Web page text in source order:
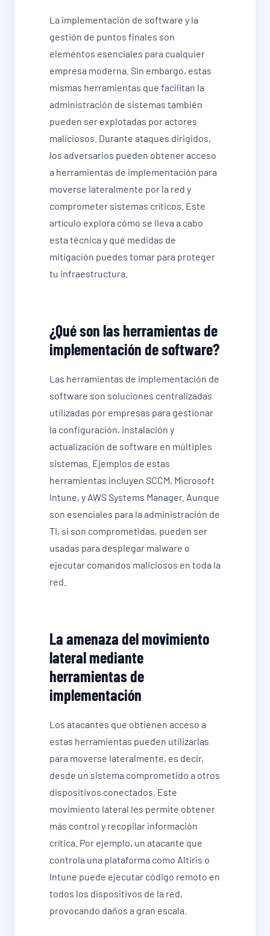
La implementación de software y la
gestión de puntos finales son
elementos esenciales para cualquier
empresa moderna. Sin embargo, estas
mismas herramientas que facilitan la
administración de sistemas también
pueden ser explotadas por actores
maliciosos. Durante ataques dirigidos,
los adversarios pueden obtener acceso
a herramientas de implementación para
moverse lateralmente por la red y
comprometer sistemas críticos. Este
artículo explora cómo se lleva a cabo
esta técnica y qué medidas de
mitigación puedes tomar para proteger
tu infraestructura.
¿Qué son las herramientas de
implementación de software?
Las herramientas de implementación de
software son soluciones centralizadas
utilizadas por empresas para gestionar
la configuración, instalación y
actualización de software en múltiples
sistemas. Ejemplos de estas
herramientas incluyen SCCM, Microsoft
Intune, y AWS Systems Manager. Aunque
son esenciales para la administración de
TI, si son comprometidas, pueden ser
usadas para desplegar malware o
ejecutar comandos maliciosos en toda la
red.
La amenaza del movimiento
lateral mediante
herramientas de
implementación
Los atacantes que obtienen acceso a
estas herramientas pueden utilizarlas
para moverse lateralmente, es decir,
desde un sistema comprometido a otros
dispositivos conectados. Este
movimiento lateral les permite obtener
más control y recopilar información
crítica. Por ejemplo, un atacante que
controla una plataforma como Altiris o
Intune puede ejecutar código remoto en
todos los dispositivos de la red,
provocando daños a gran escala.